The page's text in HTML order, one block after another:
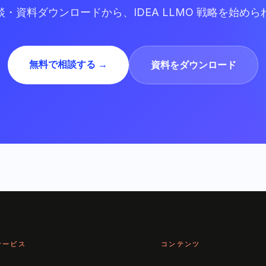
・資料ダウンロードから、IDEA LLMO 戦略を始めら
無料で相談する → 資料をダウンロード
ービス コンテンツ